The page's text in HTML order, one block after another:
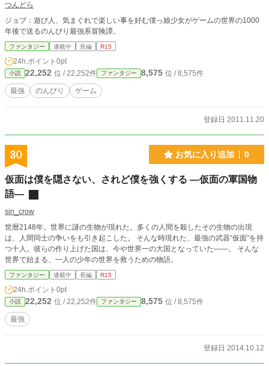
つんどら
ジョブ：遊び人、気まぐれで楽しい事を好む僕っ娘少女がゲームの世界の1000
年後で送るのんびり最強系冒険譚。
ファンタジー 連載中 長編 R15
24h.ポイント 0pt
小説 22,252 位 / 22,252件 ファンタジー 8,575 位 / 8,575件
最強 のんびり ゲーム
登録日 2011.11.20
30 お気に入り追加 0
仮面は僕を隠さない、されど僕を強くする ―仮面の軍国物
語―
sin_crow
世暦2148年。世界に謎の生物が現れた。多くの人間を殺したその生物の出現
は、人間同士の争いをも引き起こした。 そんな時現れた、最強の武器“仮面”を持
つ十人。彼らの作り上げた国は、今や世界一の大国となっていた――。 そんな
世界で始まる、一人の少年の世界を救うための物語。
ファンタジー 連載中 長編 R15
24h.ポイント 0pt
小説 22,252 位 / 22,252件 ファンタジー 8,575 位 / 8,575件
最強
登録日 2014.10.12